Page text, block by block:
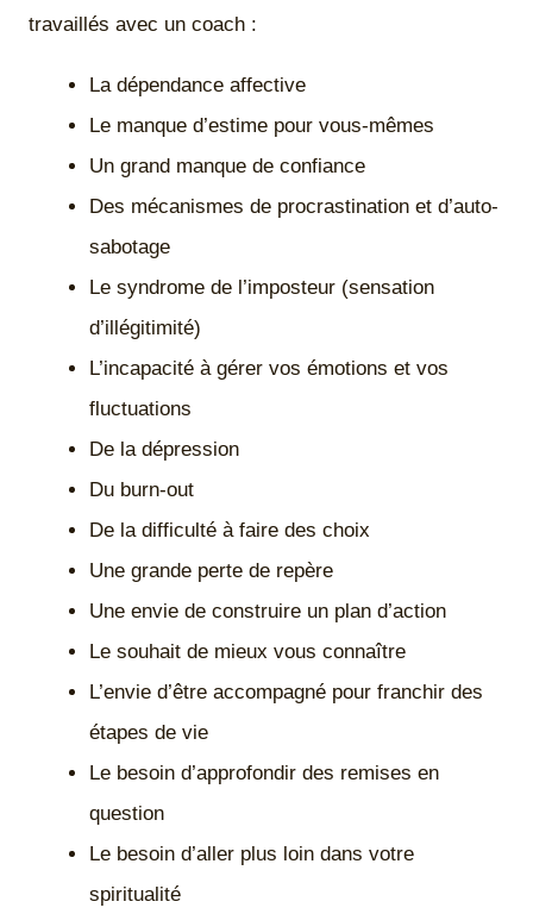
travaillés avec un coach :
La dépendance affective
Le manque d’estime pour vous-mêmes
Un grand manque de confiance
Des mécanismes de procrastination et d’auto-
sabotage
Le syndrome de l’imposteur (sensation
d’illégitimité)
L’incapacité à gérer vos émotions et vos
fluctuations
De la dépression
Du burn-out
De la difficulté à faire des choix
Une grande perte de repère
Une envie de construire un plan d’action
Le souhait de mieux vous connaître
L’envie d’être accompagné pour franchir des
étapes de vie
Le besoin d’approfondir des remises en
question
Le besoin d’aller plus loin dans votre
spiritualité